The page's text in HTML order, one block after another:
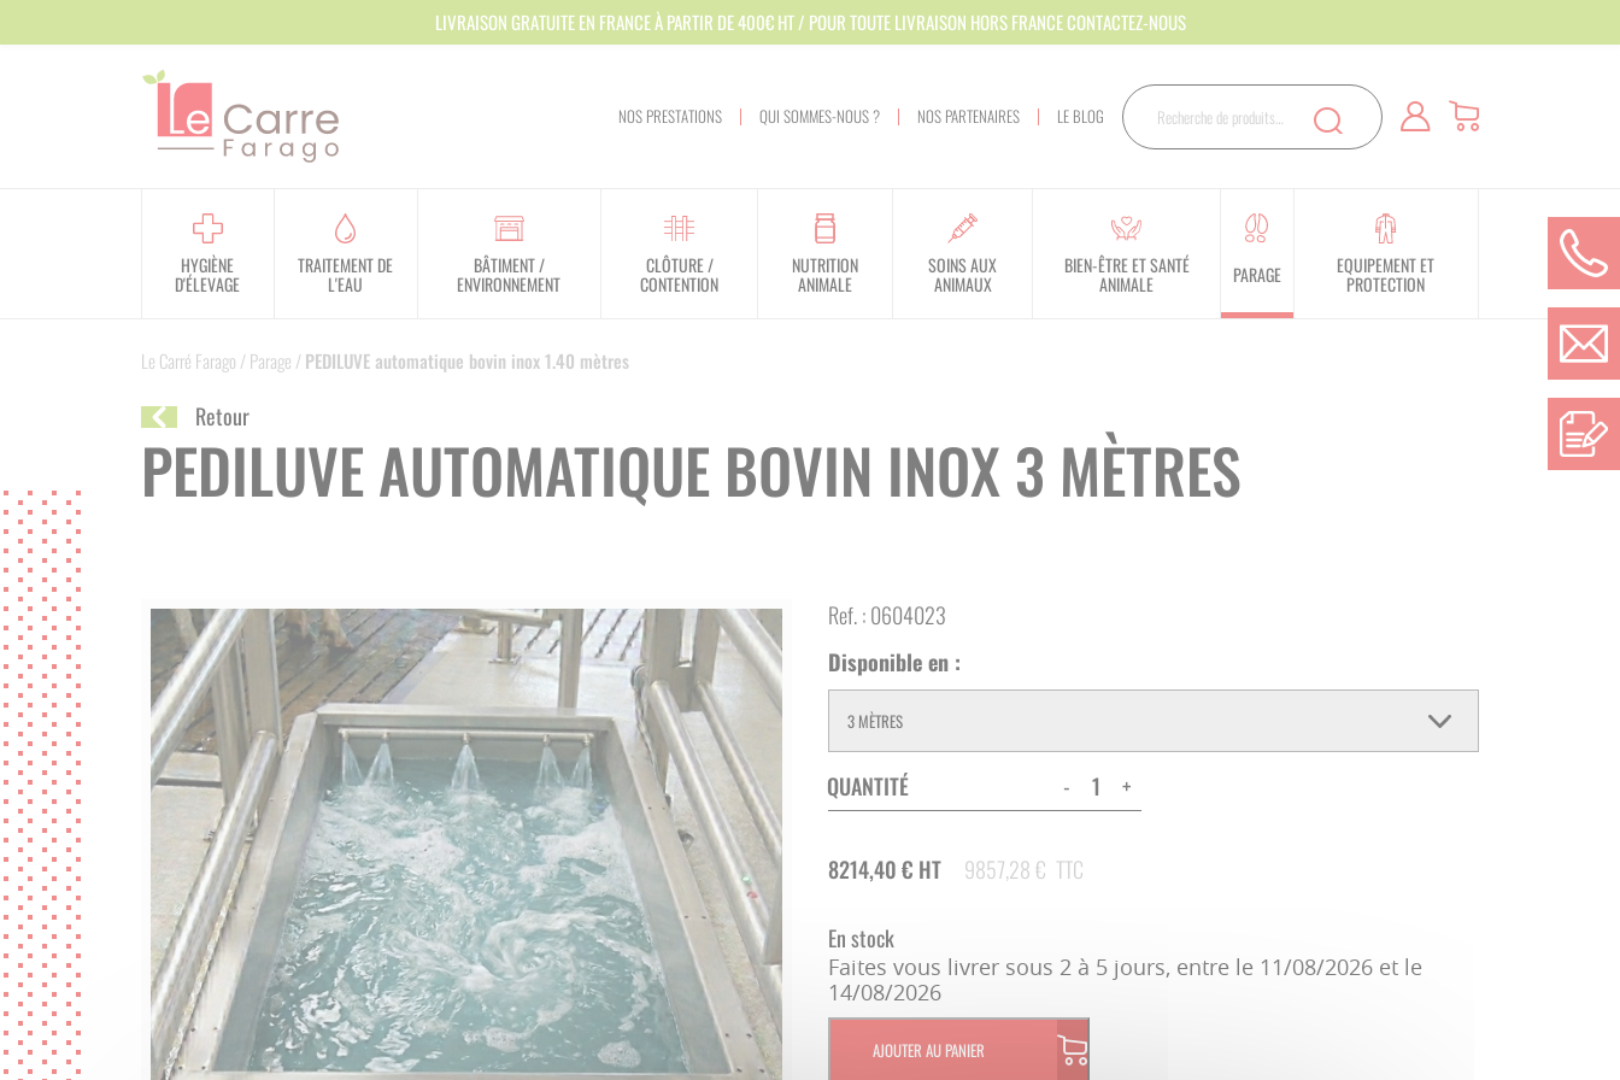
NOS PRESTATIONS QUI SOMMES-NOUS ? NOS PARTENAIRES LE BLOG Rechercher Recherche
HYGIÈNE
D'ÉLEVAGE
HYGIÈNE DES LOCAUX
HYGIÈNE DE LA TRAITE
TRAITEMENT DE
L'EAU
APPROVISIONNEMENT
BÂTIMENT /
ENVIRONNEMENT
DOSSIERS RÉGLEMENTAIRES
VENTILATION
STOCKAGE ET DISTRIBUTION
ECONOMIES D'ÉNERGIE
CLÔTURE /
CONTENTION
VEAU
OVIN - CAPRIN - EQUIN
NUTRITION
ANIMALE
NUTRITION
SOINS AUX
ANIMAUX
VÊLAGE - MISE BAS
MARQUAGE - IDENTIFICATION
SOINS DES ONGLONS
TONTE - SOINS DU POIL
CORDES - LICOLS
REPRODUCTION
ÉLEVAGE DU VEAU
CHAUFFAGE
INFIRMERIE - VÉTÉRINAIRE
BIEN-ÊTRE ET SANTÉ
ANIMALE
RAINURAGE / SCARIFICATION
TAPIS CAOUTCHOUC
PARAGE
MATÉRIEL DE PARAGE
EQUIPEMENT ET
PROTECTION
PROTECTION DES PERSONNES
APICULTURE
Le Carré Farago /Parage /PEDILUVE automatique bovin inox 1.40 mètres
Retour
PEDILUVE AUTOMATIQUE BOVIN INOX 3 MÈTRES
Ref. :0604023
Disponible en :
QUANTITÉ - +
8214,40€ HT 9857,28 € TTC
En stock
Faites vous livrer sous 2 à 5 jours, entre le 11/08/2026 et le
14/08/2026
AJOUTER AU PANIER
LIVRAISON GRATUITE EN FRANCE À PARTIR DE 400€ HT / POUR TOUTE LIVRAISON HORS FRANCE CONTACTEZ-NOUS